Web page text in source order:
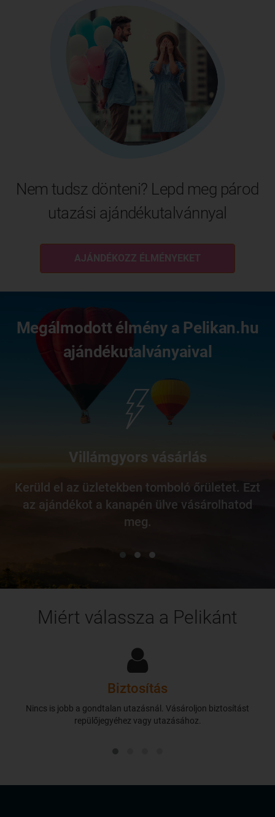
Nem tudsz dönteni? Lepd meg párod
utazási ajándékutalvánnyal
AJÁNDÉKOZZ ÉLMÉNYEKET
Megálmodott élmény a Pelikan.hu
ajándékutalványaival
Villámgyors vásárlás
Kerüld el az üzletekben tomboló őrületet. Ezt
az ajándékot a kanapén ülve vásárolhatod
meg.
Miért válassza a Pelikánt
Biztosítás
Nincs is jobb a gondtalan utazásnál. Vásároljon biztosítást
repülőjegyéhez vagy utazásához.